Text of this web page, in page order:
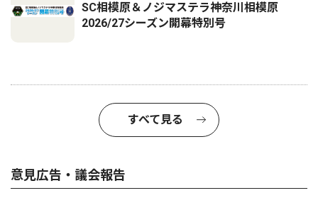
SC相模原＆ノジマステラ神奈川相模原
2026/27シーズン開幕特別号
すべて見る
意見広告・議会報告